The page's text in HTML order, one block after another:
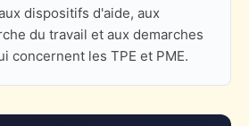
dispositifs d'aide, aux
du travail et aux demarches
concernent les TPE et PME.